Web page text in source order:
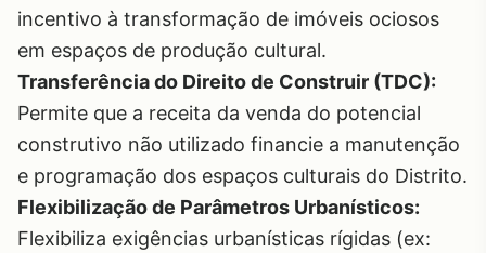
incentivo à transformação de imóveis ociosos
em espaços de produção cultural.
Transferência do Direito de Construir (TDC):
Permite que a receita da venda do potencial
construtivo não utilizado financie a manutenção
e programação dos espaços culturais do Distrito.
Flexibilização de Parâmetros Urbanísticos:
Flexibiliza exigências urbanísticas rígidas (ex: